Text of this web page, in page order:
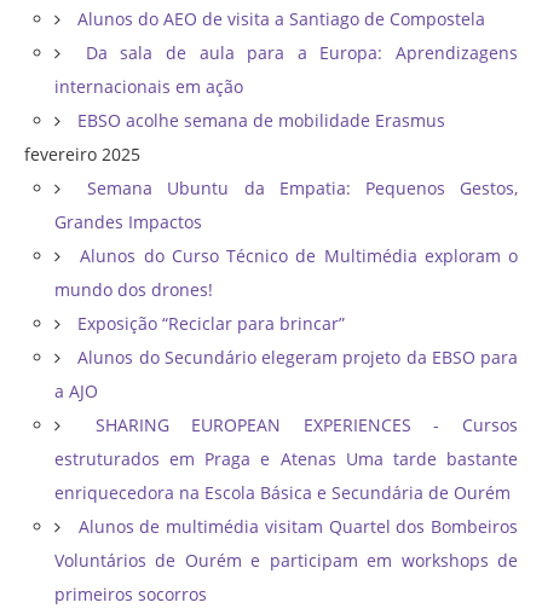
Alunos do AEO de visita a Santiago de Compostela
Da sala de aula para a Europa: Aprendizagens
internacionais em ação
EBSO acolhe semana de mobilidade Erasmus
fevereiro 2025
Semana Ubuntu da Empatia: Pequenos Gestos,
Grandes Impactos
Alunos do Curso Técnico de Multimédia exploram o
mundo dos drones!
Exposição “Reciclar para brincar”
Alunos do Secundário elegeram projeto da EBSO para
a AJO
SHARING EUROPEAN EXPERIENCES - Cursos
estruturados em Praga e Atenas Uma tarde bastante
enriquecedora na Escola Básica e Secundária de Ourém
Alunos de multimédia visitam Quartel dos Bombeiros
Voluntários de Ourém e participam em workshops de
primeiros socorros